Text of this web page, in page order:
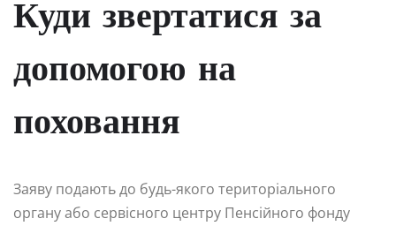
Куди звертатися за
допомогою на
поховання
Заяву подають до будь-якого територіального
органу або сервісного центру Пенсійного фонду